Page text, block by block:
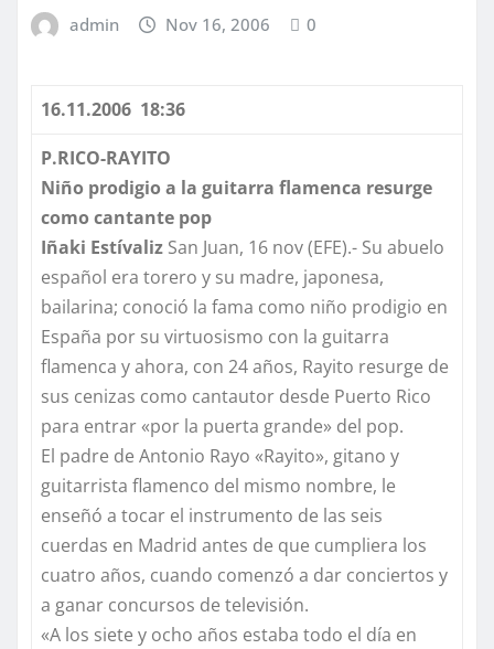
admin Nov 16, 2006 0
16.11.2006 18:36
P.RICO-RAYITO
Niño prodigio a la guitarra flamenca resurge
como cantante pop
Iñaki Estívaliz San Juan, 16 nov (EFE).- Su abuelo
español era torero y su madre, japonesa,
bailarina; conoció la fama como niño prodigio en
España por su virtuosismo con la guitarra
flamenca y ahora, con 24 años, Rayito resurge de
sus cenizas como cantautor desde Puerto Rico
para entrar «por la puerta grande» del pop.
El padre de Antonio Rayo «Rayito», gitano y
guitarrista flamenco del mismo nombre, le
enseñó a tocar el instrumento de las seis
cuerdas en Madrid antes de que cumpliera los
cuatro años, cuando comenzó a dar conciertos y
a ganar concursos de televisión.
«A los siete y ocho años estaba todo el día en